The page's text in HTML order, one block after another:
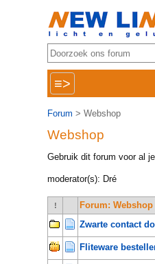
≡>
Forum > Webshop
Webshop
Gebruik dit forum voor al
moderator(s): Dré
!
Forum: Webshop
Zwarte contact
Fliteware